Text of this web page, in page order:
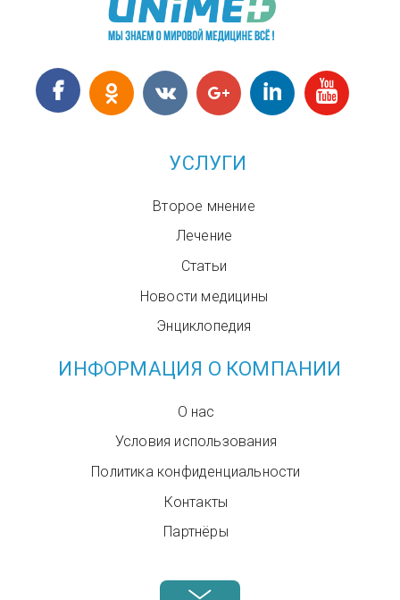
УСЛУГИ
Второе мнение
Лечение
Статьи
Новости медицины
Энциклопедия
ИНФОРМАЦИЯ О КОМПАНИИ
О нас
Условия использования
Политика конфиденциальности
Контакты
Партнёры